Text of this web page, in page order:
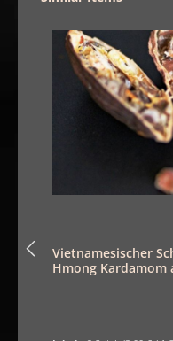
Vietnamesischer
Hmong Kardamom